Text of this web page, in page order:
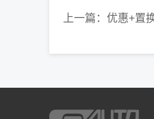
上一篇： 优惠+置